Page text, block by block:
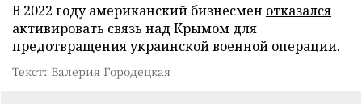
В 2022 году американский бизнесмен отказался
активировать связь над Крымом для
предотвращения украинской военной операции.
Текст: Валерия Городецкая